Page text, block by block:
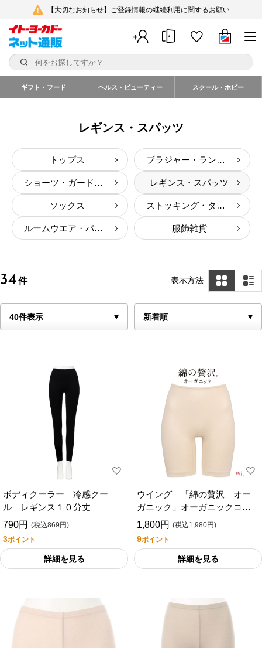
【大切なお知らせ】ご登録情報の継続利用に関するお願い
ギフト・フード ヘルス・ビューティー スクール・ホビー
レギンス・スパッツ
トップス ブラジャー・ランジェリー
ショーツ・ガードル・その他 レギンス・スパッツ
ソックス ストッキング・タイツ
ルームウエア・パジャマ 服飾雑貨
34 件 表示方法
ボディクーラー 冷感クー
ル レギンス１０分丈
790円 (税込869円)
3ポイント
詳細を見る
ウイング 「綿の贅沢 オー
ガニック」オーガニックコッ
トン混素材のインナー（３分
1,800円 (税込1,980円)
9ポイント
詳細を見る